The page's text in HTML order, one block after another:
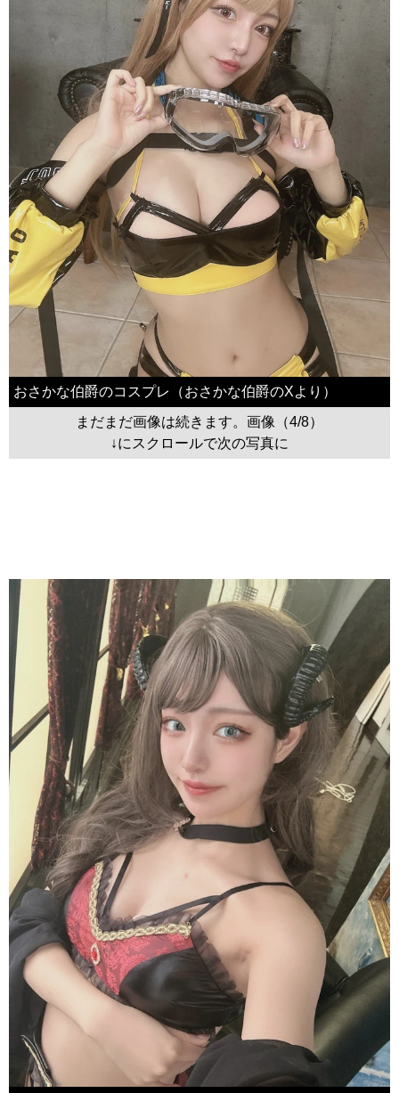
おさかな伯爵のコスプレ（おさかな伯爵のXより）
まだまだ画像は続きます。画像（4/8）
↓にスクロールで次の写真に